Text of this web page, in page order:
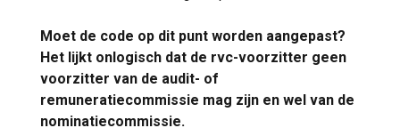
Moet de code op dit punt worden aangepast?
Het lijkt onlogisch dat de rvc-voorzitter geen
voorzitter van de audit- of
remuneratiecommissie mag zijn en wel van de
nominatiecommissie.